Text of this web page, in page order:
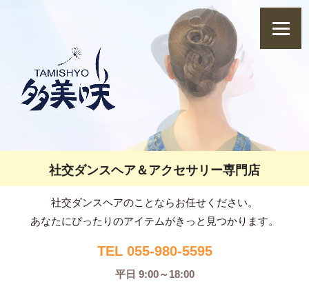
社交ダンスヘア＆アクセサリー専門店
社交ダンスヘアのことならお任せください。
あなたにぴったりのアイテムがきっと見つかります。
TEL 055-980-5595
平日 9:00～18:00